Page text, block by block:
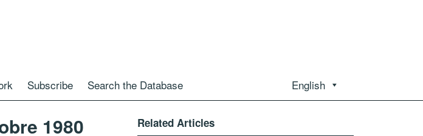
Subscribe Search the Database English
1980
Related Articles